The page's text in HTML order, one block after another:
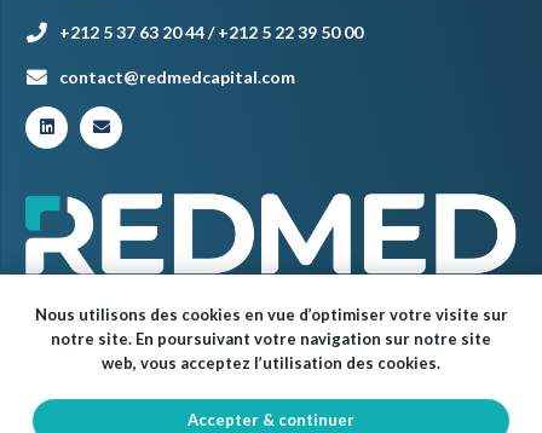
+212 5 37 63 20 44 / +212 5 22 39 50 00
contact@redmedcapital.com
© Red Med 2024 – Tous droits réservés.
Nous utilisons des cookies en vue d’optimiser votre visite sur
notre site. En poursuivant votre navigation sur notre site
web, vous acceptez l’utilisation des cookies.
Accepter & continuer